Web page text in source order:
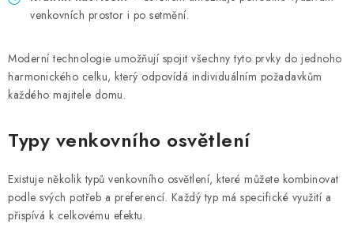
venkovních prostor i po setmění.
Moderní technologie umožňují spojit všechny tyto prvky do jednoho
harmonického celku, který odpovídá individuálním požadavkům
každého majitele domu.
Typy venkovního osvětlení
Existuje několik typů venkovního osvětlení, které můžete kombinovat
podle svých potřeb a preferencí. Každý typ má specifické využití a
přispívá k celkovému efektu.